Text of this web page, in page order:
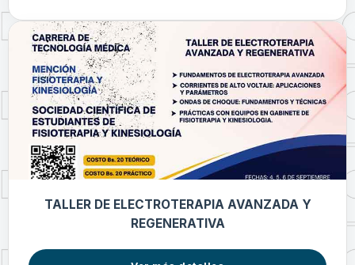
TALLER DE ELECTROTERAPIA AVANZADA Y
REGENERATIVA